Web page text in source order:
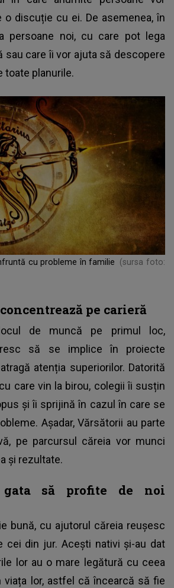
o discuție cu ei. De asemenea, în
persoane noi, cu care pot lega
sau care îi vor ajuta să descopere
toate planurile.
cu probleme în familie
(sursa foto:
pe carieră
de muncă pe primul loc,
să se implice în proiecte
atenția superiorilor. Datorită
care vin la birou, colegii îi susțin
și îi sprijină în cazul în care se
Așadar, Vărsătorii au parte
pe parcursul căreia vor munci
și rezultate.
să profite de noi
bună, cu ajutorul căreia reușesc
cei din jur. Acești nativi și-au dat
lor au o mare legătură cu ceea
viața lor, astfel că încearcă să fie